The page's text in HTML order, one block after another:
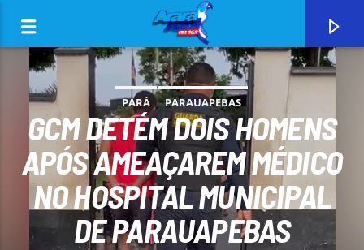
0:00
PARÁ PARAUAPEBAS
GCM DETÉM DOIS HOMENS
APÓS AMEAÇAREM MÉDICO
NO HOSPITAL MUNICIPAL
DE PARAUAPEBAS